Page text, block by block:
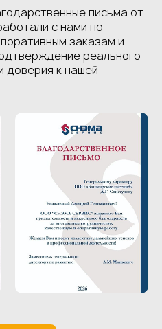
письма от
с нами по
заказам и
реального
доверия к нашей